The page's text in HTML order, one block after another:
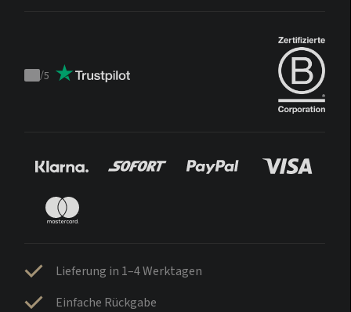
Trustpilot
/5
Lieferung in 1–4 Werktagen
Einfache Rückgabe